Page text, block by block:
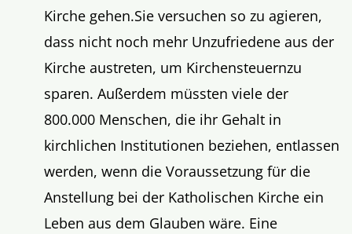
Kirche gehen.Sie versuchen so zu agieren,
dass nicht noch mehr Unzufriedene aus der
Kirche austreten, um Kirchensteuernzu
sparen. Außerdem müssten viele der
800.000 Menschen, die ihr Gehalt in
kirchlichen Institutionen beziehen, entlassen
werden, wenn die Voraussetzung für die
Anstellung bei der Katholischen Kirche ein
Leben aus dem Glauben wäre. Eine